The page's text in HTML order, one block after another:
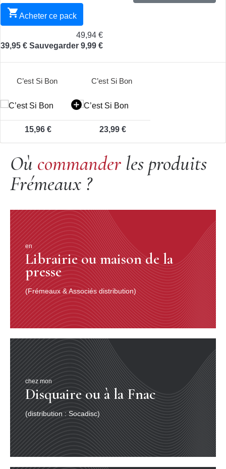
Acheter ce pack
49,94 €
39,95 € Sauvegarder 9,99 €
C’est Si Bon
15,96 €
C’est Si Bon
23,99 €
Où commander les produits
Frémeaux ?
en
Librairie ou maison de la
presse
(Frémeaux & Associés distribution)
chez mon
Disquaire ou à la Fnac
(distribution : Socadisc)